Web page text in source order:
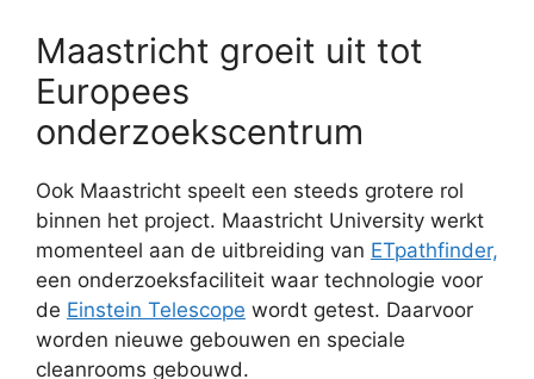
Maastricht groeit uit tot
Europees
onderzoekscentrum
Ook Maastricht speelt een steeds grotere rol
binnen het project. Maastricht University werkt
momenteel aan de uitbreiding van ETpathfinder,
een onderzoeksfaciliteit waar technologie voor
de Einstein Telescope wordt getest. Daarvoor
worden nieuwe gebouwen en speciale
cleanrooms gebouwd.